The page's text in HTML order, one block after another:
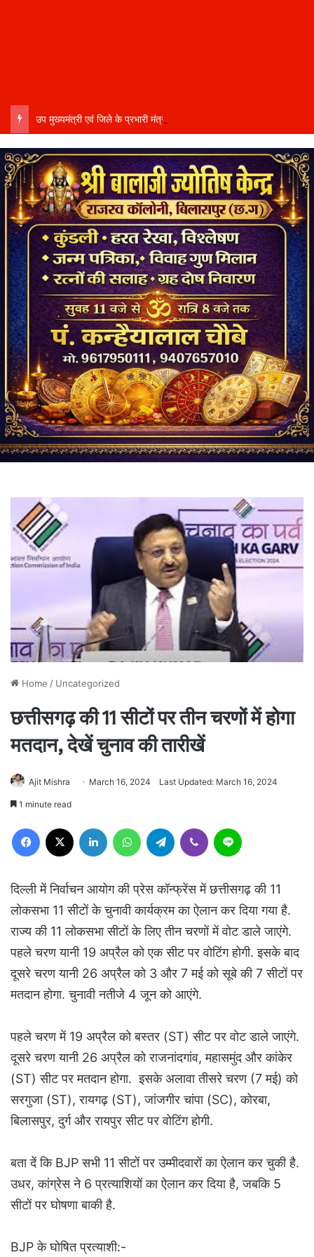
Home / Uncategorized
छत्तीसगढ़ की 11 सीटों पर तीन चरणों में होगा
मतदान, देखें चुनाव की तारीखें
Ajit Mishra March 16, 2024 Last Updated: March 16, 2024
1 minute read
Facebook LinkedIn WhatsAppTelegram Viber
दिल्ली में निर्वाचन आयोग की प्रेस कॉन्फ्रेंस में छत्तीसगढ़ की 11
लोकसभा 11 सीटों के चुनावी कार्यक्रम का ऐलान कर दिया गया है.
राज्य की 11 लोकसभा सीटों के लिए तीन चरणों में वोट डाले जाएंगे.
पहले चरण यानी 19 अप्रैल को एक सीट पर वोटिंग होगी. इसके बाद
दूसरे चरण यानी 26 अप्रैल को 3 और 7 मई को सूबे की 7 सीटों पर
मतदान होगा. चुनावी नतीजे 4 जून को आएंगे.
पहले चरण में 19 अप्रैल को बस्तर (ST) सीट पर वोट डाले जाएंगे.
दूसरे चरण यानी 26 अप्रैल को राजनांदगांव, महासमुंद और कांकेर
(ST) सीट पर मतदान होगा. इसके अलावा तीसरे चरण (7 मई) को
सरगुजा (ST), रायगढ़ (ST), जांजगीर चांपा (SC), कोरबा,
बिलासपुर, दुर्ग और रायपुर सीट पर वोटिंग होगी.
बता दें कि BJP सभी 11 सीटों पर उम्मीदवारों का ऐलान कर चुकी है.
उधर, कांग्रेस ने 6 प्रत्याशियों का ऐलान कर दिया है, जबकि 5
सीटों पर घोषणा बाकी है.
BJP के घोषित प्रत्याशी:-